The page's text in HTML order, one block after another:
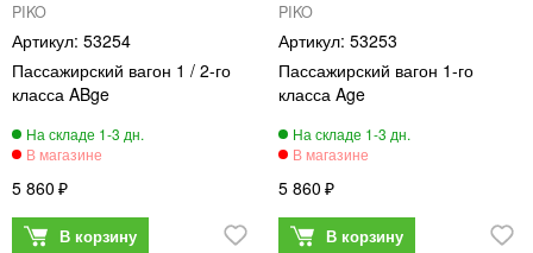
PIKO
53254
Пассажирский вагон 1 / 2-го
класса ABge
5 860
PIKO
53253
Пассажирский вагон 1-го
класса Age
5 860